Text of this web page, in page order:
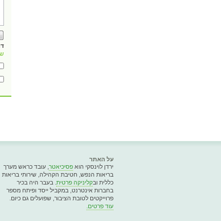
על האתר
ירדן לוינסקי הוא פסיכיאטר, עובד כראש מערך
בריאות הנפש, חטיבת הקהילה, שירותי בריאות
כללית ובקליניקה פרטית. בעבר היה בכיר
בחברות אינטרנט, במקביל ייסד ופיתח מספר
פרוייקטים לטובת הציבור, שפועלים גם כיום.
עוד פרטים.